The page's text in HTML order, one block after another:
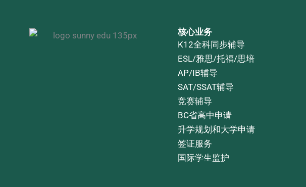
核心业务
K12全科同步辅导
ESL/雅思/托福/思培
AP/IB辅导
SAT/SSAT辅导
竞赛辅导
BC省高中申请
升学规划和大学申请
签证服务
国际学生监护